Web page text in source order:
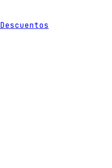
Descuentos